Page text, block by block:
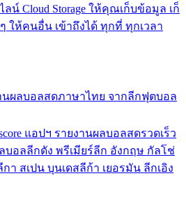
น์ Cloud Storage ให้คุณเก็บข้อมูล เก็
ให้คนอื่น เข้าถึงได้ ทุกที่ ทุกเวลา
านผลบอลสดภาษาไทย จากลีกฟุตบอล
แอปฯ รายงานผลบอลสดรวดเร็ว
บอลลีกดัง พรีเมียร์ลีก อังกฤษ กัลโช่
กา สเปน บุนเดสลีก้า เยอรมัน ลีกเอิง